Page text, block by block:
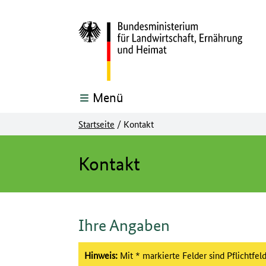
Menü
Startseite / Kontakt
Kontakt
Formular:
Ihre Angaben
Hinweis: Mit * markierte Felder sind